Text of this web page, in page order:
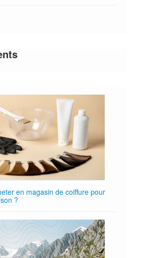
en magasin de coiffure pour
?